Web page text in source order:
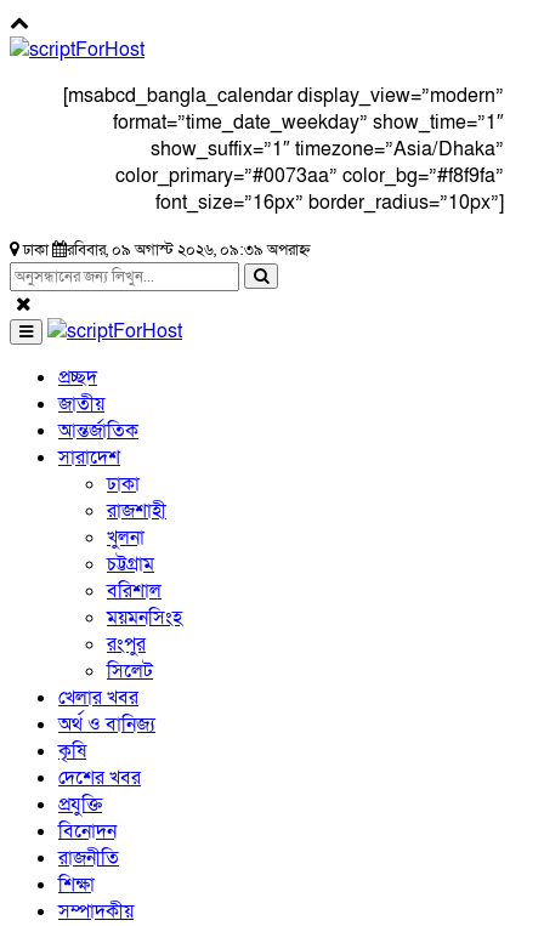
[msabcd_bangla_calendar display_view=”modern”
format=”time_date_weekday” show_time=”1″
show_suffix=”1″ timezone=”Asia/Dhaka”
color_primary=”#0073aa” color_bg=”#f8f9fa”
font_size=”16px” border_radius=”10px”]
ঢাকা রবিবার, ০৯ অগাস্ট ২০২৬, ০৯:৩৯ অপরাহ্ন
প্রচ্ছদ
জাতীয়
আন্তর্জাতিক
সারাদেশ
ঢাকা
রাজশাহী
খুলনা
চট্টগ্রাম
বরিশাল
ময়মনসিংহ
রংপুর
সিলেট
খেলার খবর
অর্থ ও বানিজ্য
কৃষি
দেশের খবর
প্রযুক্তি
বিনোদন
রাজনীতি
শিক্ষা
সম্পাদকীয়